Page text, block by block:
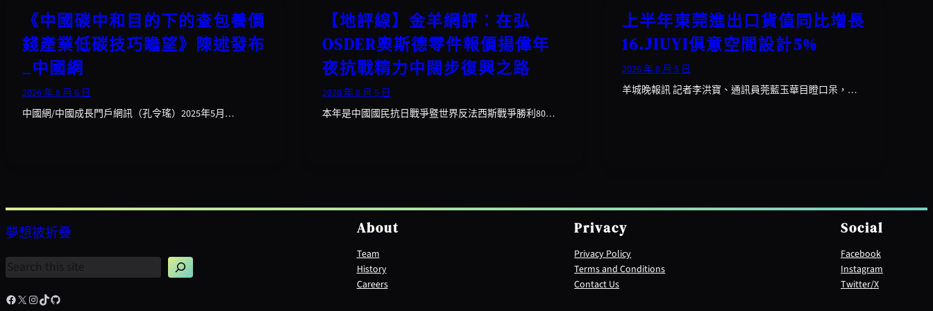
《中國碳中和目的下的查包養價
錢產業低碳技巧瞻望》陳述發布
_中國網
2026 年 8 月 6 日
中國網/中國成長門戶網訊（孔令瑤）2025年5月…
【地評線】金羊網評：在弘
OSDER奧斯德零件報價揚偉年
夜抗戰精力中闊步復興之路
2026 年 8 月 5 日
本年是中國國民抗日戰爭暨世界反法西斯戰爭勝利80…
上半年東莞進出口貨值同比增長
16.JIUYI俱意空間設計5%
2026 年 8 月 5 日
羊城晚報訊 記者李洪寶、通訊員莞藍玉華目瞪口呆，…
夢想被折疊
Facebook X Instagram TikTok GitHub
About
Team
History
Careers
Privacy
Privacy Policy
Terms and Conditions
Contact Us
Social
Facebook
Instagram
Twitter/X